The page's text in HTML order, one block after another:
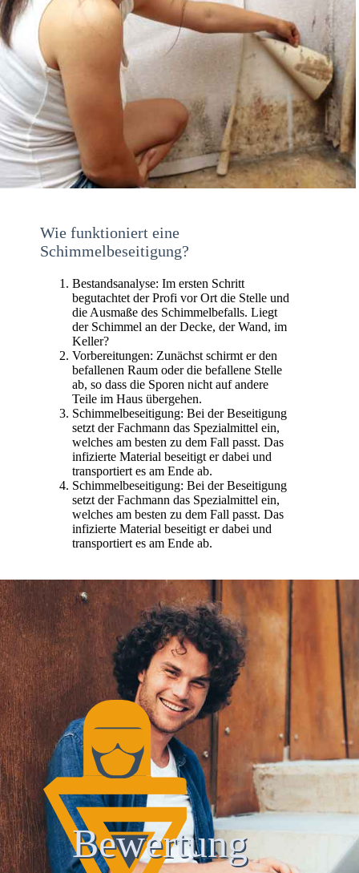
Wie funktioniert eine
Schimmelbeseitigung?
Bestandsanalyse: Im ersten Schritt
begutachtet der Profi vor Ort die Stelle und
die Ausmaße des Schimmelbefalls. Liegt
der Schimmel an der Decke, der Wand, im
Keller?
Vorbereitungen: Zunächst schirmt er den
befallenen Raum oder die befallene Stelle
ab, so dass die Sporen nicht auf andere
Teile im Haus übergehen.
Schimmelbeseitigung: Bei der Beseitigung
setzt der Fachmann das Spezialmittel ein,
welches am besten zu dem Fall passt. Das
infizierte Material beseitigt er dabei und
transportiert es am Ende ab.
Schimmelbeseitigung: Bei der Beseitigung
setzt der Fachmann das Spezialmittel ein,
welches am besten zu dem Fall passt. Das
infizierte Material beseitigt er dabei und
transportiert es am Ende ab.
Bewertung